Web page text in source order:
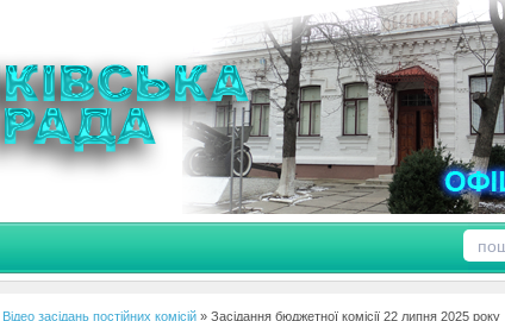
Відео засідань постійних комісій » Засідання бюджетної комісії 22 липня 2025 року